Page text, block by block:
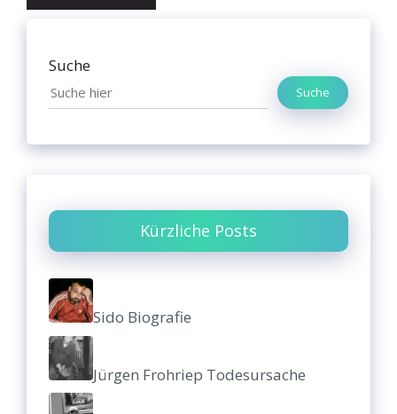
Suche
Suche
Kürzliche Posts
Sido Biografie
Jürgen Frohriep Todesursache